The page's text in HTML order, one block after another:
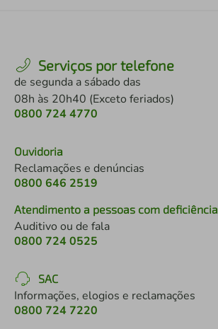
Serviços por telefone
de segunda a sábado das
08h às 20h40 (Exceto feriados)
0800 724 4770
Ouvidoria
Reclamações e denúncias
0800 646 2519
Atendimento a pessoas com deficiência
Auditivo ou de fala
0800 724 0525
SAC
Informações, elogios e reclamações
0800 724 7220